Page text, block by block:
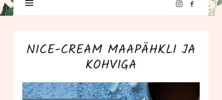
NICE-CREAM MAAPÄHKLI JA
KOHVIGA